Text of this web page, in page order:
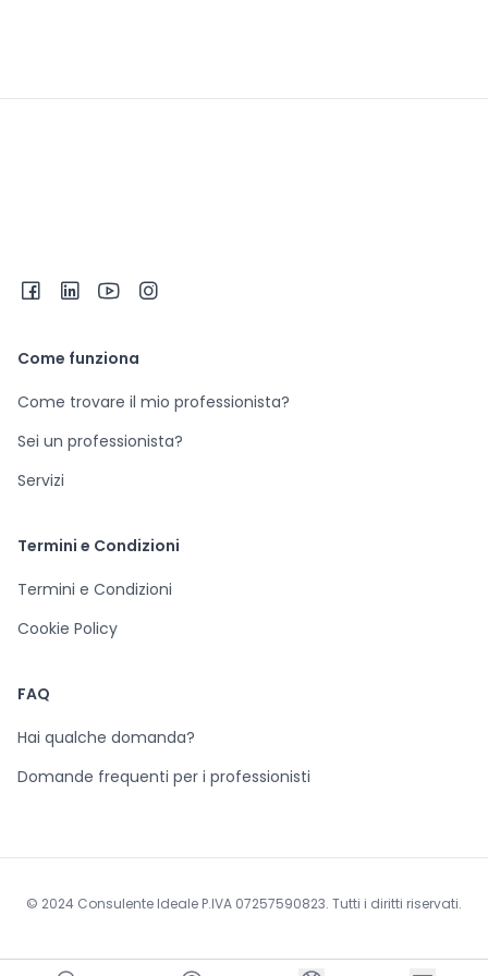
Come funziona
Come trovare il mio professionista?
Sei un professionista?
Servizi
Termini e Condizioni
Termini e Condizioni
Cookie Policy
FAQ
Hai qualche domanda?
Domande frequenti per i professionisti
© 2024 Consulente Ideale P.IVA 07257590823. Tutti i diritti riservati.